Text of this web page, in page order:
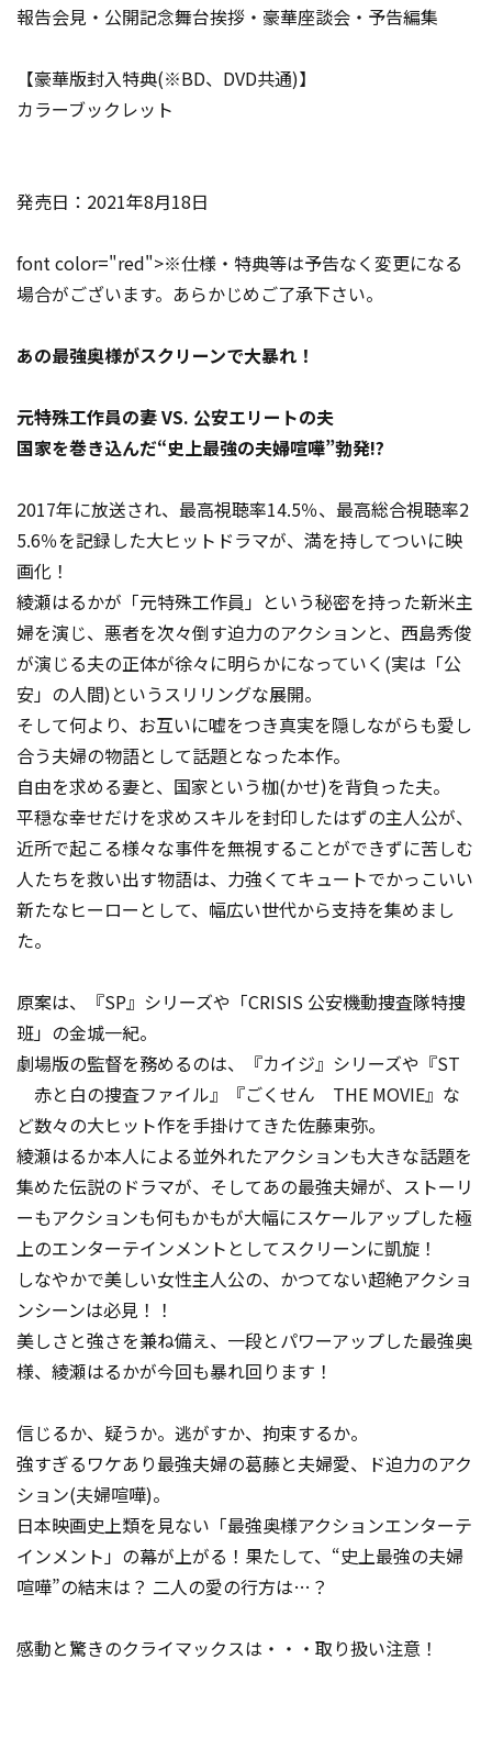
報告会見・公開記念舞台挨拶・豪華座談会・予告編集
【豪華版封入特典(※BD、DVD共通)】
カラーブックレット
発売日：2021年8月18日
font color="red">※仕様・特典等は予告なく変更になる
場合がございます。あらかじめご了承下さい。
あの最強奥様がスクリーンで大暴れ！
元特殊工作員の妻 VS. 公安エリートの夫
国家を巻き込んだ“史上最強の夫婦喧嘩”勃発!?
2017年に放送され、最高視聴率14.5％、最高総合視聴率2
5.6％を記録した大ヒットドラマが、満を持してついに映
画化！
綾瀬はるかが「元特殊工作員」という秘密を持った新米主
婦を演じ、悪者を次々倒す迫力のアクションと、西島秀俊
が演じる夫の正体が徐々に明らかになっていく(実は「公
安」の人間)というスリリングな展開。
そして何より、お互いに嘘をつき真実を隠しながらも愛し
合う夫婦の物語として話題となった本作。
自由を求める妻と、国家という枷(かせ)を背負った夫。
平穏な幸せだけを求めスキルを封印したはずの主人公が、
近所で起こる様々な事件を無視することができずに苦しむ
人たちを救い出す物語は、力強くてキュートでかっこいい
新たなヒーローとして、幅広い世代から支持を集めまし
た。
原案は、『SP』シリーズや「CRISIS 公安機動捜査隊特捜
班」の金城一紀。
劇場版の監督を務めるのは、『カイジ』シリーズや『ST
赤と白の捜査ファイル』『ごくせん THE MOVIE』な
ど数々の大ヒット作を手掛けてきた佐藤東弥。
綾瀬はるか本人による並外れたアクションも大きな話題を
集めた伝説のドラマが、そしてあの最強夫婦が、ストーリ
ーもアクションも何もかもが大幅にスケールアップした極
上のエンターテインメントとしてスクリーンに凱旋！
しなやかで美しい女性主人公の、かつてない超絶アクショ
ンシーンは必見！！
美しさと強さを兼ね備え、一段とパワーアップした最強奥
様、綾瀬はるかが今回も暴れ回ります！
信じるか、疑うか。逃がすか、拘束するか――。
強すぎるワケあり最強夫婦の葛藤と夫婦愛、ド迫力のアク
ション(夫婦喧嘩)。
日本映画史上類を見ない「最強奥様アクションエンターテ
インメント」の幕が上がる！果たして、“史上最強の夫婦
喧嘩”の結末は？ 二人の愛の行方は…？
感動と驚きのクライマックスは・・・取り扱い注意！